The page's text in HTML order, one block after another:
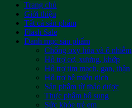
Trang chủ
Giới thiệu
Tất cả sản phẩm
Flash Sale
Danh mục sản phẩm
Chống oxy hóa và ô nhiễm
Hỗ trợ cơ, xương, khớp
Hỗ trợ tim mạch, gan, thận
Hỗ trợ hệ miễn dịch
Sản phẩm từ thảo dược
Thực phẩm bổ sung
Sức khỏe trẻ em